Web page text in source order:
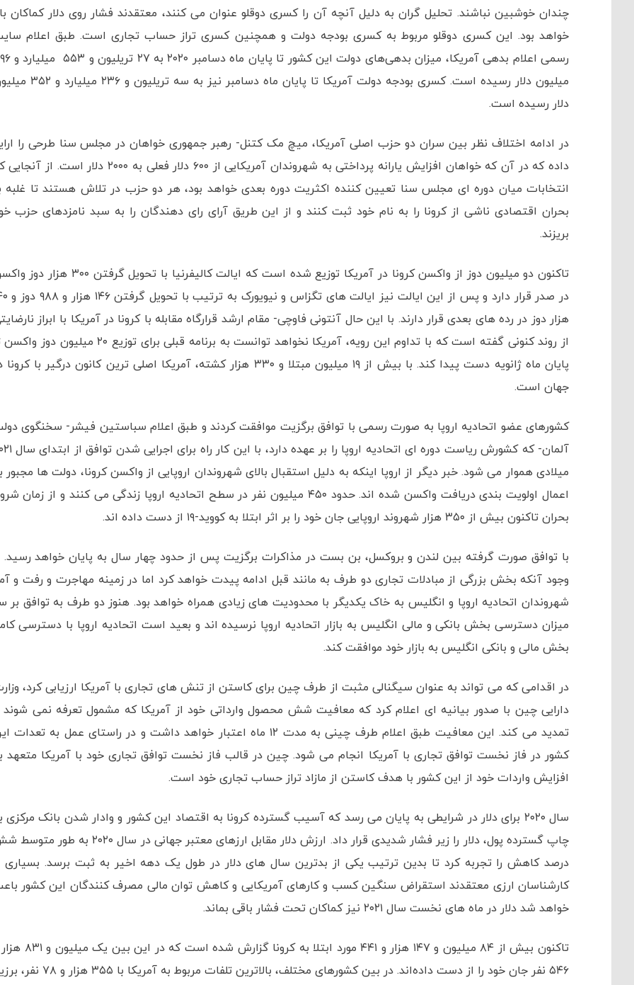
چندان خوشبین نباشند. تحلیل گران به دلیل آنچه آن را کسری دوقلو عنوان می کنند، معتقدند فشار روی دلار کماکان
خواهد بود. این کسری دوقلو مربوط به کسری بودجه دولت و همچنین کسری تراز حساب تجاری است. طبق اعلام
رسمی اعلام بدهی آمریکا، میزان بدهی‌های دولت این
میلیون دلار رسیده است. کسری بودجه دولت آمریکا تا پایان ماه دسامبر نیز به سه
دلار رسیده است.
در ادامه اختلاف نظر بین سران دو حزب اصلی آمریکا، میچ مک کتنل- رهبر جمهوری خواهان در مجلس سنا طرحی را
داده که در آن که خواهان افزایش یارانه پرداختی به شهروندان آمریکایی از ۶۰۰ دلار فعلی به ۲۰۰۰ دلار است. از
انتخابات میان دوره ای مجلس سنا تعیین کننده اکثریت دوره بعدی خواهد بود، هر دو حزب در تلاش هستند تا غلبه
بحران اقتصادی ناشی از کرونا را به نام خود ثبت کنند و از این طریق آرای رای دهندگان را به سبد نامزدهای حزب
بریزند.
تاکنون دو میلیون دوز از واکسن کرونا در آمریکا توزیع شده است که ایالت کالیفرنیا با تحویل گرفتن ۳۰۰
در صدر قرار دارد و پس از این ایالت نیز
هزار دوز در رده های بعدی قرار دارند. با این حال آنتونی فاوچی- مقام ارشد قرارگاه مقابله با کرونا در آمریکا با ابراز
از روند کنونی گفته است که با تداوم این رویه، آمریکا نخواهد توانست به برنامه قبلی برای توزیع ۲۰ میلیون
پایان ماه ژانویه دست پیدا کند. با بیش از ۱۹ میلیون مبتلا و ۳۳۰ هزار کشته، آمریکا اصلی ترین کانون درگیر با
جهان است.
کشورهای عضو اتحادیه اروپا به صورت رسمی با توافق برگزیت موافقت کردند و طبق اعلام سباستین فیشر- سخنگوی
آلمان- که کشورش ریاست دوره ای اتحادیه اروپا را بر عهده
میلادی هموار می شود. خبر دیگر از اروپا اینکه به دلیل استقبال بالای شهروندان اروپایی از واکسن کرونا، دولت ها مجبور
اعمال اولویت بندی دریافت واکسن شده اند. حدود ۴۵۰ میلیون نفر در سطح اتحادیه اروپا زندگی می کنند و از زمان
بحران تاکنون بیش از ۳۵۰ هزار شهروند اروپایی جان خود را بر اثر ابتلا به کووید-۱۹ از دست داده اند.
با توافق صورت گرفته بین لندن و بروکسل، بن بست در مذاکرات برگزیت پس از حدود چهار سال به پایان خواهد رسید.
وجود آنکه بخش بزرگی از مبادلات تجاری دو طرف به مانند قبل ادامه پیدت خواهد کرد اما در زمینه مهاجرت و رفت و
شهروندان اتحادیه اروپا و انگلیس به خاک یکدیگر با محدودیت های زیادی همراه خواهد بود. هنوز دو طرف به توافق بر
میزان دسترسی بخش بانکی و مالی انگلیس به بازار اتحادیه اروپا نرسیده اند و بعید است اتحادیه اروپا با دسترسی
بخش مالی و بانکی انگلیس به بازار خود موافقت کند.
در اقدامی که می تواند به عنوان سیگنالی مثبت از طرف چین برای کاستن از تنش های تجاری با آمریکا ارزیابی کرد،
دارایی چین با صدور بیانیه ای اعلام کرد که معافیت شش محصول وارداتی خود از آمریکا که مشمول تعرفه نمی شوند
تمدید می کند. این معافیت طبق اعلام طرف چینی به مدت ۱۲ ماه اعتبار خواهد داشت و در راستای عمل به تعدات
کشور در فاز نخست توافق تجاری با آمریکا انجام می شود. چین در قالب فاز نخست توافق تجاری خود با آمریکا متعهد
افزایش واردات خود از این کشور با هدف کاستن از مازاد تراز حساب تجاری خود است.
سال ۲۰۲۰ برای دلار در شرایطی به پایان می رسد که آسیب گسترده کرونا به اقتصاد این کشور و وادار شدن بانک مرکزی
چاپ گسترده پول، دلار را زیر فشار شدیدی قرار داد. ارزش دلار مقابل ارزهای معتبر جهانی در سال ۲۰۲۰ به
درصد کاهش را تجربه کرد تا بدین ترتیب یکی از بدترین سال های دلار در طول یک دهه اخیر به ثبت برسد. بسیاری
کارشناسان ارزی معتقدند استقراض سنگین کسب و کارهای آمریکایی و کاهش توان مالی مصرف کنندگان این کشور
خواهد شد دلار در ماه های نخست سال ۲۰۲۱ نیز کماکان تحت فشار باقی بماند.
تاکنون بیش از ۸۴ میلیون و ۱۴۷ هزار و ۴۴۱ مورد ابتلا به کرونا گزارش شده
۵۴۶ نفر جان خود را از دست داده‌اند. در بین کشورهای مختلف، بالاترین تلفات مربوط به آمریکا